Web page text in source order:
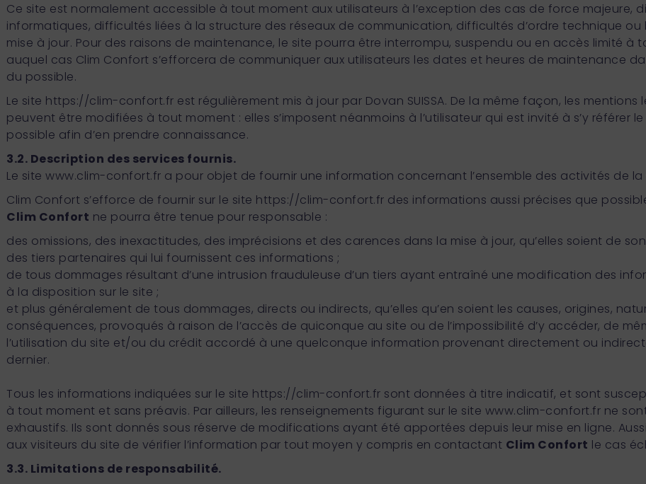
Ce site est normalement accessible à tout moment aux utilisateurs à l’exception des cas de force majeure,
informatiques, difficultés liées à la structure des réseaux de communication, difficultés d’ordre technique ou
mise à jour. Pour des raisons de maintenance, le site pourra être interrompu, suspendu ou en accès limité à
auquel cas Clim Confort s’efforcera de communiquer aux utilisateurs les dates et heures de maintenance
du possible.
Le site https://clim-confort.fr est régulièrement mis à jour par Dovan SUISSA. De la même façon, les mentions
peuvent être modifiées à tout moment : elles s’imposent néanmoins à l’utilisateur qui est invité à s’y référer
possible afin d’en prendre connaissance.
3.2. Description des services fournis.
Le site www.clim-confort.fr a pour objet de fournir une information concernant l’ensemble des activités de la
Clim Confort s’efforce de fournir sur le site https://clim-confort.fr des informations aussi précises que
Clim Confort ne pourra être tenue pour responsable :
des omissions, des inexactitudes, des imprécisions et des carences dans la mise à jour, qu’elles soient de
des tiers partenaires qui lui fournissent ces informations ;
de tous dommages résultant d’une intrusion frauduleuse d’un tiers ayant entraîné une modification des
à la disposition sur le site ;
et plus généralement de tous dommages, directs ou indirects, qu’elles qu’en soient les causes, origines,
conséquences, provoqués à raison de l’accès de quiconque au site ou de l’impossibilité d’y accéder, de
l’utilisation du site et/ou du crédit accordé à une quelconque information provenant directement ou
dernier.
Tous les informations indiquées sur le site https://clim-confort.fr sont données à titre indicatif, et sont
à tout moment et sans préavis. Par ailleurs, les renseignements figurant sur le site www.clim-confort.fr ne
exhaustifs. Ils sont donnés sous réserve de modifications ayant été apportées depuis leur mise en ligne.
aux visiteurs du site de vérifier l’information par tout moyen y compris en contactant Clim Confort le cas
3.3. Limitations de responsabilité.